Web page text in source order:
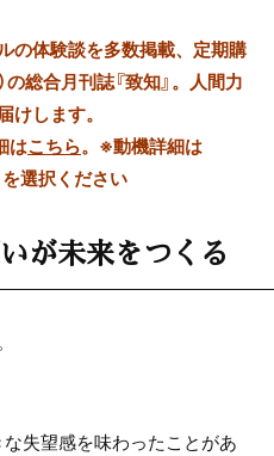
の体験談を多数掲載、定期購
総合月刊誌『致知』。人間力
けします。
はこちら。 ※動機詳細は
選択ください
が未来をつくる
失望感を味わったことがあ